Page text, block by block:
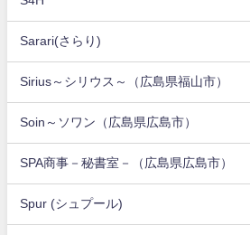
Sarari(さらり)
Sirius～シリウス～（広島県福山市）
Soin～ソワン（広島県広島市）
SPA商事－秘書室－（広島県広島市）
Spur (シュプール)